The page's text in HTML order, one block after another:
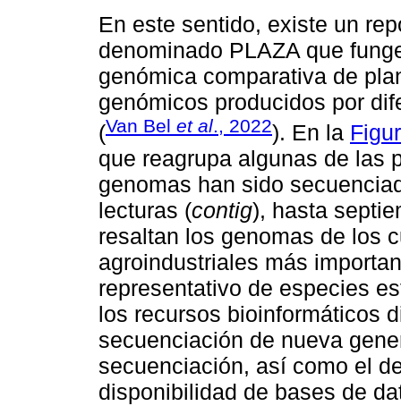
En este sentido, existe un
denominado PLAZA que
genómica comparativa de
genómicos producidos por
(Van Bel et al., 2022). En la
que reagrupa algunas de las
genomas han sido
lecturas (contig), hasta
resaltan los genomas de los
agroindustriales más
representativo de especies
los recursos bioinformáticos
secuenciación de nueva
secuenciación, así como el
disponibilidad de bases de